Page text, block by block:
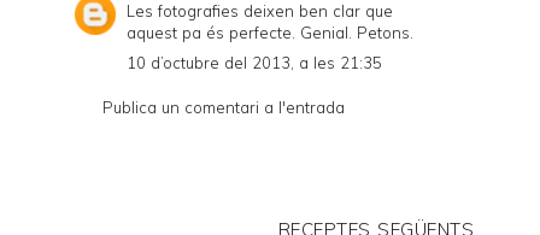
Les fotografies deixen ben clar que
aquest pa és perfecte. Genial. Petons.
10 d’octubre del 2013, a les 21:35
Publica un comentari a l'entrada
RECEPTES SEGÜENTS